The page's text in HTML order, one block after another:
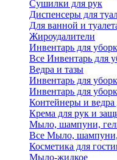
Сушилки для рук
Диспенсеры для
Для ванной и
Жироудалители
Инвентарь для
Все Инвентарь для
Ведра и тазы
Инвентарь для
Инвентарь для
Контейнеры и ведра
Крема для рук и
Мыло, шампуни,
Все Мыло, шампуни,
Косметика для
Мыло-жидкое